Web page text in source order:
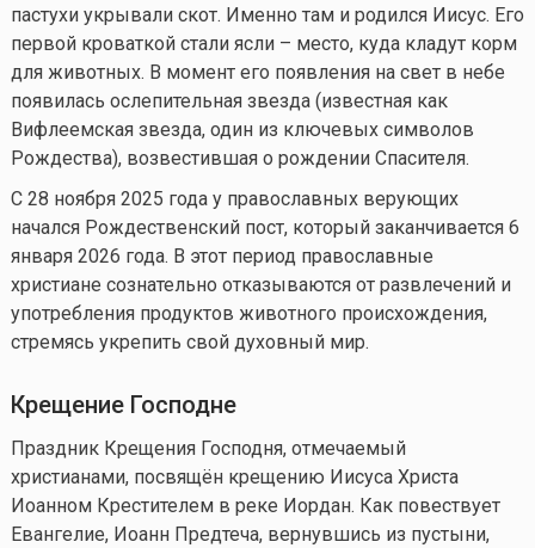
пастухи укрывали скот. Именно там и родился Иисус. Его
первой кроваткой стали ясли – место, куда кладут корм
для животных. В момент его появления на свет в небе
появилась ослепительная звезда (известная как
Вифлеемская звезда, один из ключевых символов
Рождества), возвестившая о рождении Спасителя.
С 28 ноября 2025 года у православных верующих
начался Рождественский пост, который заканчивается 6
января 2026 года. В этот период православные
христиане сознательно отказываются от развлечений и
употребления продуктов животного происхождения,
стремясь укрепить свой духовный мир.
Крещение Господне
Праздник Крещения Господня, отмечаемый
христианами, посвящён крещению Иисуса Христа
Иоанном Крестителем в реке Иордан. Как повествует
Евангелие, Иоанн Предтеча, вернувшись из пустыни,